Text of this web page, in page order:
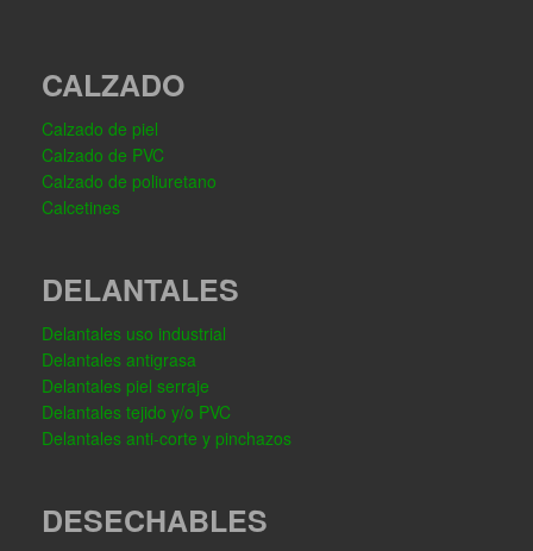
CALZADO
Calzado de piel
Calzado de PVC
Calzado de poliuretano
Calcetines
DELANTALES
Delantales uso industrial
Delantales antigrasa
Delantales piel serraje
Delantales tejido y/o PVC
Delantales anti-corte y pinchazos
DESECHABLES